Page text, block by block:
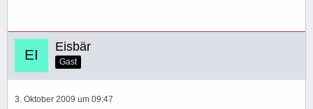
Eisbär
Gast
3. Oktober 2009 um 09:47